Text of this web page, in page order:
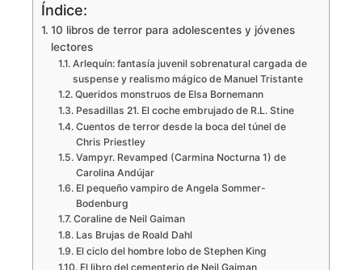
Índice:
10 libros de terror para adolescentes y jóvenes
lectores
Arlequín: fantasía juvenil sobrenatural cargada de
suspense y realismo mágico de Manuel Tristante
Queridos monstruos de Elsa Bornemann
Pesadillas 21. El coche embrujado de R.L. Stine
Cuentos de terror desde la boca del túnel de
Chris Priestley
Vampyr. Revamped (Carmina Nocturna 1) de
Carolina Andújar
El pequeño vampiro de Angela Sommer-
Bodenburg
Coraline de Neil Gaiman
Las Brujas de Roald Dahl
El ciclo del hombre lobo de Stephen King
El libro del cementerio de Neil Gaiman